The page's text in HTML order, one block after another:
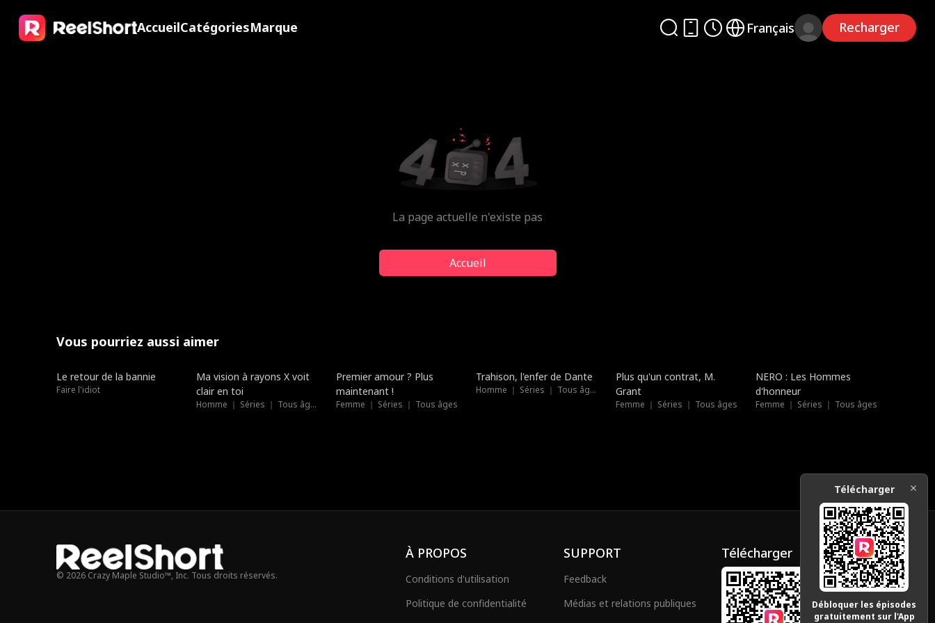
AccueilCatégoriesMarque Français Recharger
La page actuelle n'existe pas
Accueil
Vous pourriez aussi aimer
Doublé
Le retour de la bannie
Faire l'idiot
Doublé
Ma vision à rayons X voit
clair en toi
Homme ｜ Séries ｜ Tous âges
Nouveau
Premier amour ? Plus
maintenant !
Femme ｜ Séries ｜ Tous âges
Doublé
Trahison, l'enfer de Dante
Homme ｜ Séries ｜ Tous âges
Nouveau
Plus qu'un contrat, M.
Grant
Femme ｜ Séries ｜ Tous âges
Doublé
NERO : Les Hommes
d'honneur
Femme ｜ Séries ｜ Tous âges
© 2026 Crazy Maple Studio™, Inc. Tous droits réservés.
À PROPOS
Conditions d'utilisation
Politique de confidentialité
SUPPORT
Feedback
Médias et relations publiques
Télécharger
Télécharger
Débloquer les épisodes
gratuitement sur l'App